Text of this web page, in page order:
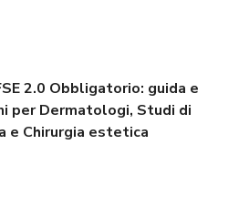
2.0 Obbligatorio: guida e
per Dermatologi, Studi di
e Chirurgia estetica